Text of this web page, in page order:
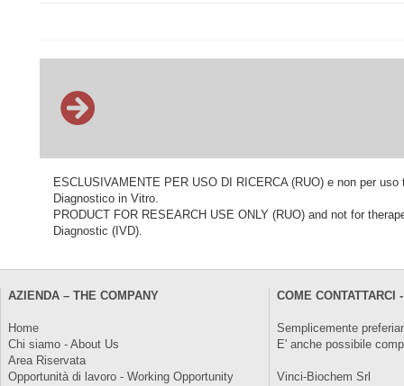
ESCLUSIVAMENTE PER USO DI RICERCA (RUO) e non per
Diagnostico in Vitro.
PRODUCT FOR RESEARCH USE ONLY (RUO) and not for
Diagnostic (IVD).
AZIENDA – THE COMPANY
Home
Chi siamo - About Us
Area Riservata
Opportunità di lavoro - Working Opportunity
COME CONTATTARCI
Semplicemente
E' anche possibile
Vinci-Biochem Srl